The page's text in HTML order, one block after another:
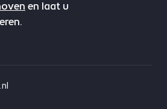
en laat u